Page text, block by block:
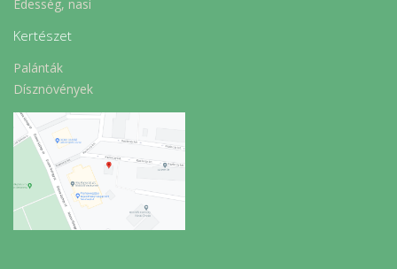
Édesség, nasi
Kertészet
Palánták
Dísznövények